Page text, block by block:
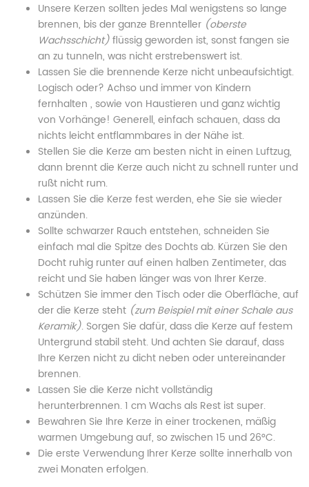
Facebook
on
Twitter
Google
Plus
PinterestLinkedIn
Unsere Kerzen sollten jedes Mal wenigstens so lange
brennen, bis der ganze Brennteller (oberste
Wachsschicht)flüssig geworden ist, sonst fangen sie
an zu tunneln, was nicht erstrebenswert ist.
Lassen Sie die brennende Kerze nicht unbeaufsichtigt.
Logisch oder? Achso und immer von Kindern
fernhalten , sowie von Haustieren und ganz wichtig
von Vorhänge! Generell, einfach schauen, dass da
nichts leicht entflammbares in der Nähe ist.
Stellen Sie die Kerze am besten nicht in einen Luftzug,
dann brennt die Kerze auch nicht zu schnell runter und
rußt nicht rum.
Lassen Sie die Kerze fest werden, ehe Sie sie wieder
anzünden.
Sollte schwarzer Rauch entstehen, schneiden Sie
einfach mal die Spitze des Dochts ab. Kürzen Sie den
Docht ruhig runter auf einen halben Zentimeter, das
reicht und Sie haben länger was von Ihrer Kerze.
Schützen Sie immer den Tisch oder die Oberfläche, auf
der die Kerze steht (zum Beispiel mit einer Schale aus
Keramik). Sorgen Sie dafür, dass die Kerze auf festem
Untergrund stabil steht. Und achten Sie darauf, dass
Ihre Kerzen nicht zu dicht neben oder untereinander
brennen.
Lassen Sie die Kerze nicht vollständig
herunterbrennen. 1 cm Wachs als Rest ist super.
Bewahren Sie Ihre Kerze in einer trockenen, mäßig
warmen Umgebung auf, so zwischen 15 und 26°C.
Die erste Verwendung Ihrer Kerze sollte innerhalb von
zwei Monaten erfolgen.